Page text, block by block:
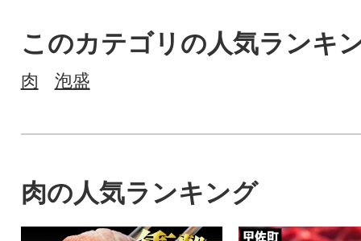
このカテゴリの人気ランキ
肉 泡盛
肉の人気ランキング